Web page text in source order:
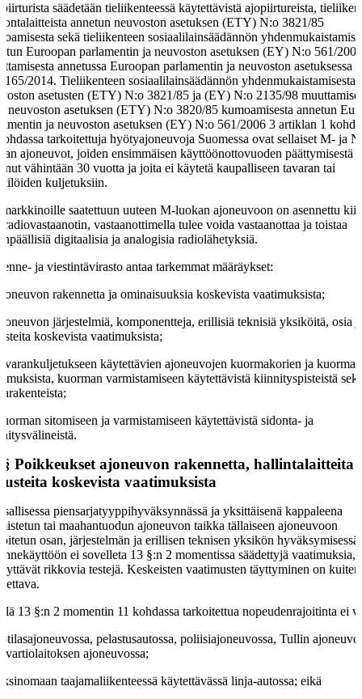
säädetään tieliikenteessä käytettävistä ajopiirtureista,
annetun neuvoston asetuksen (ETY) N:o 3821/85
sekä tieliikenteen sosiaalilainsäädännön
Euroopan parlamentin ja neuvoston asetuksen (EY) N:o 561/
annetussa Euroopan parlamentin ja neuvoston asetuksessa
165/2014. Tieliikenteen sosiaalilainsäädännön yhdenmukaistamisesta
asetusten (ETY) N:o 3821/85 ja (EY) N:o 2135/98
neuvoston asetuksen (ETY) N:o 3820/85 kumoamisesta annetun
ja neuvoston asetuksen (EY) N:o 561/2006 3 artiklan 1
tarkoitettuja hyötyajoneuvoja Suomessa ovat sellaiset M- ja
ajoneuvot, joiden ensimmäisen käyttöönottovuoden päättymisestä
vähintään 30 vuotta ja joita ei käytetä kaupalliseen tavaran tai
kuljetuksiin.
markkinoille saatettuun uuteen M-luokan ajoneuvoon on asennettu
vastaanottimella tulee voida vastaanottaa ja toistaa
digitaalisia ja analogisia radiolähetyksiä.
ja viestintävirasto antaa tarkemmat määräykset:
rakennetta ja ominaisuuksia koskevista vaatimuksista;
järjestelmiä, komponentteja, erillisiä teknisiä yksiköitä, osia
koskevista vaatimuksista;
käytettävien ajoneuvojen kuormakorien ja
kuorman varmistamiseen käytettävistä kiinnityspisteistä
sitomiseen ja varmistamiseen käytettävistä sidonta- ja
Poikkeukset ajoneuvon rakennetta, hallintalaitteita
koskevista vaatimuksista
piensarjatyyppihyväksynnässä ja yksittäisenä kappaleena
tai maahantuodun ajoneuvon taikka tällaiseen ajoneuvoon
osan, järjestelmän ja erillisen teknisen yksikön hyväksymisessä
ei sovelleta 13 §:n 2 momentissa säädettyjä vaatimuksia,
rikkovia testejä. Keskeisten vaatimusten täyttyminen on
13 §:n 2 momentin 11 kohdassa tarkoitettua nopeudenrajoitinta ei
pelastusautossa, poliisiajoneuvossa, Tullin
ajoneuvossa;
taajamaliikenteessä käytettävässä linja-autossa; eikä